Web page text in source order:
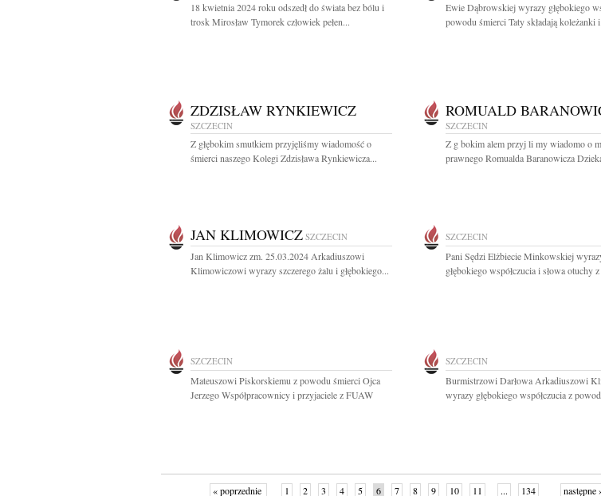
18 kwietnia 2024 roku odszedł do świata bez bólu i
trosk Mirosław Tymorek człowiek pełen...
Ewie Dąbrowskiej wyrazy głębokiego
powodu śmierci Taty składają koleżanki
ZDZISŁAW RYNKIEWICZ
SZCZECIN
Z głębokim smutkiem przyjęliśmy wiadomość o
śmierci naszego Kolegi Zdzisława Rynkiewicza...
ROMUALD
SZCZECIN
Z g bokim alem przyj li my wiadomo o
prawnego Romualda Baranowicza
JAN KLIMOWICZ SZCZECIN
Jan Klimowicz zm. 25.03.2024 Arkadiuszowi
Klimowiczowi wyrazy szczerego żalu i głębokiego...
SZCZECIN
Pani Sędzi Elżbiecie Minkowskiej
głębokiego współczucia i słowa otuchy
SZCZECIN
Mateuszowi Piskorskiemu z powodu śmierci Ojca
Jerzego Współpracownicy i przyjaciele z FUAW
SZCZECIN
Burmistrzowi Darłowa Arkadiuszowi
wyrazy głębokiego współczucia z
« poprzednie 1 2 3 4 5 6 7 8 9 10 11 ... 134 następne